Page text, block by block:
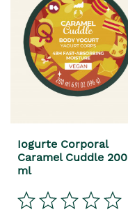
Iogurte Corporal
Caramel Cuddle 200
ml